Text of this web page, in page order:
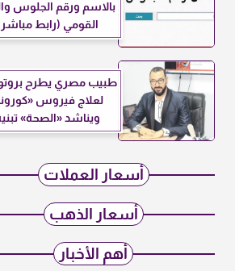
بالاسم ورقم الجلوس
القومي (رابط
طبيب مصري يطرح
لعلاج فيروس
ويناشد «الصحة»
أسعار العملات
أسعار الذهب
أهم الأخبار